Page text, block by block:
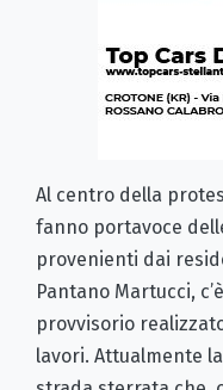
Al centro della
fanno portavoce
provenienti dai
Pantano Martucci,
provvisorio
lavori. Attualmente